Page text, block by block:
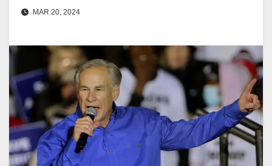
MAR 20, 2024